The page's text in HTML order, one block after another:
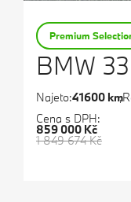
BMW
Premium
Najeto:41600 km
Cena s DPH:
1 849 674 Kč
859 000 Kč